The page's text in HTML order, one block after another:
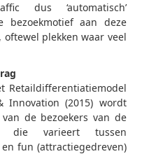
dus ‘automatisch’
bezoekmotief aan deze
plekken waar veel
Retaildifferen­tiatiemodel
Innovation (2015) wordt
de bezoekers van de
die varieert tussen
fun (attractiegedreven)